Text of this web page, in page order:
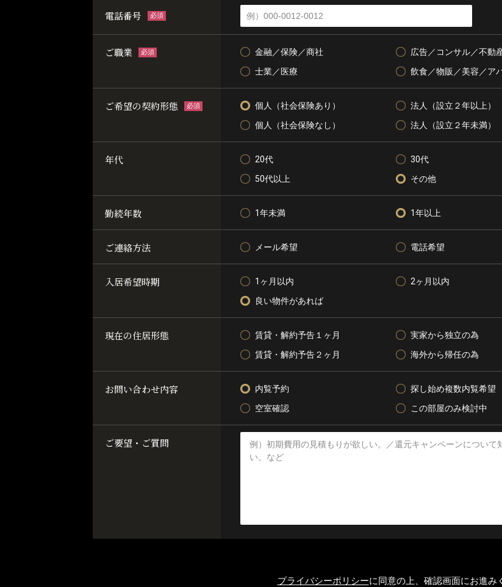
電話番号 必須
ご職業 必須 金融／保険／商社 広告／コンサル／不動
士業／医療
飲食／物販／美容／ア
ご希望の契約形態 必須 個人（社会保険あり） 法人（設立２年以上）
個人（社会保険なし）
法人（設立２年未満）
年代 20代 30代
50代以上
その他
勤続年数 1年未満 1年以上
ご連絡方法 メール希望 電話希望
入居希望時期 1ヶ月以内 2ヶ月以内
良い物件があれば
現在の住居形態 賃貸・解約予告１ヶ月 実家から独立の為
賃貸・解約予告２ヶ月
海外から帰任の為
お問い合わせ内容 内覧予約 探し始め複数内覧希望
空室確認
この部屋のみ検討中
ご要望・ご質問
プライバシーポリシーに同意の上、確認画面にお進み